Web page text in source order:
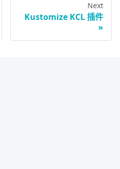
Next
Kustomize KCL 插件